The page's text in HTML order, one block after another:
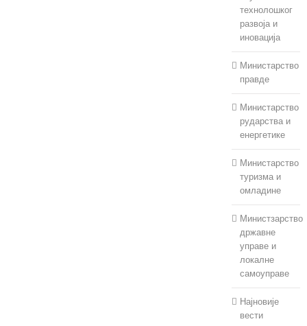
технолошког
развоја и
иновација
Министарство
правде
Министарство
рударства и
енергетике
Министарство
туризма и
омладине
Министзарство
државне
управе и
локалне
самоуправе
Најновије
вести